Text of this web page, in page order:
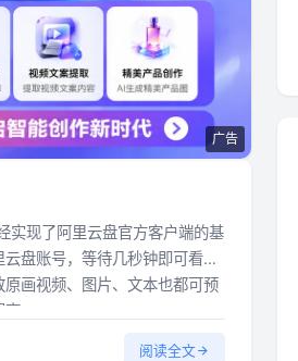
广告
实现了阿里云盘官方客户端的基
盘账号，等待几秒钟即可看到
画视频、图片、文本也都可预
...
阅读全文